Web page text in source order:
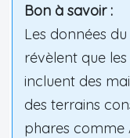
Bon à savoir :
Les données
révèlent que
incluent des
des terrains
phares comme